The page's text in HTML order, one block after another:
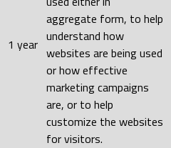
1 year
aggregate form, to help
understand how
websites are being used
or how effective
marketing campaigns
are, or to help
customize the websites
for visitors.